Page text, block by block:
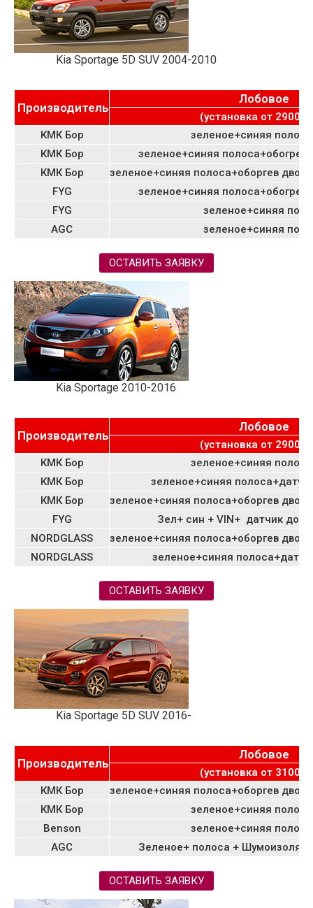
Kia Sportage 5D SUV 2004-2010
Производитель
Лобовое
(установка от 2900
КМК Бор
зеленое+синяя
КМК Бор
зеленое+синяя полоса+обогрев
КМК Бор
зеленое+синяя полоса+оборгев
FYG
зеленое+синяя полоса+обогрев
FYG
зеленое+синяя
AGC
зеленое+синяя
ОСТАВИТЬ ЗАЯВКУ
Kia Sportage 2010-2016
Производитель
Лобовое
(установка от 2900
КМК Бор
зеленое+синяя
КМК Бор
зеленое+синяя
КМК Бор
зеленое+синяя полоса+оборгев
FYG
Зел+ син + VIN+ датчик
NORDGLASS
зеленое+синяя полоса+оборгев
NORDGLASS
зеленое+синяя
ОСТАВИТЬ ЗАЯВКУ
Kia Sportage 5D SUV 2016-
Производитель
Лобовое
(установка от 3100
КМК Бор
зеленое+синяя полоса+оборгев
КМК Бор
зеленое+синяя
Benson
зеленое+синяя
AGC
Зеленое+ полоса +
ОСТАВИТЬ ЗАЯВКУ